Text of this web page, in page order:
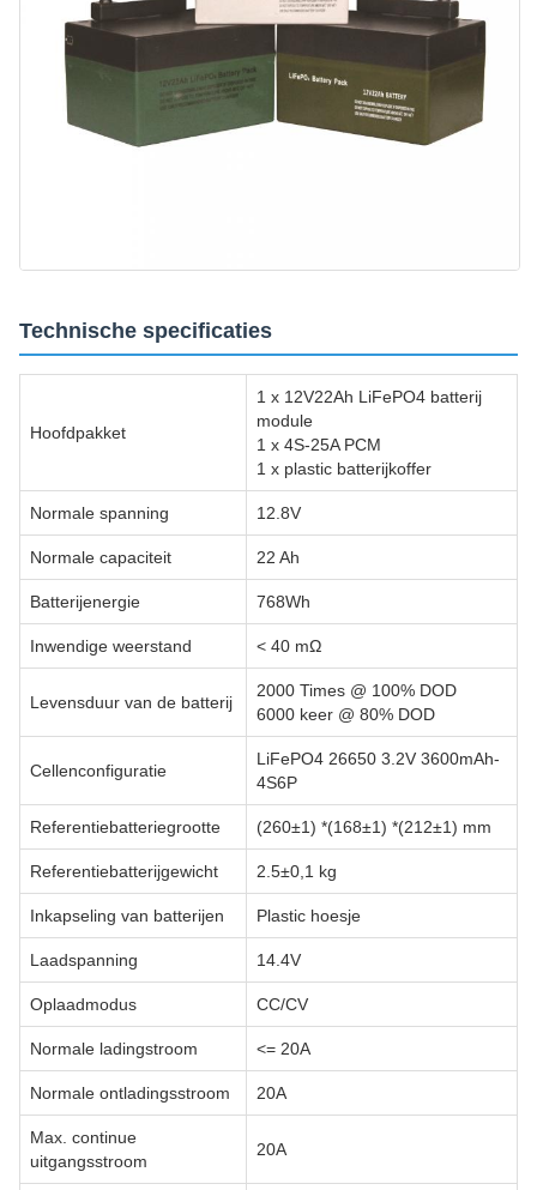
Technische specificaties
Hoofdpakket
1 x 12V22Ah LiFePO4 batterij
module
1 x 4S-25A PCM
1 x plastic batterijkoffer
Normale spanning 12.8V
Normale capaciteit 22 Ah
Batterijenergie 768Wh
Inwendige weerstand < 40 mΩ
Levensduur van de batterij
2000 Times @ 100% DOD
6000 keer @ 80% DOD
Cellenconfiguratie
LiFePO4 26650 3.2V 3600mAh-
4S6P
Referentiebatteriegrootte (260±1) *(168±1) *(212±1) mm
Referentiebatterijgewicht 2.5±0,1 kg
Inkapseling van batterijen Plastic hoesje
Laadspanning 14.4V
Oplaadmodus CC/CV
Normale ladingstroom <= 20A
Normale ontladingsstroom 20A
Max. continue
uitgangsstroom
20A